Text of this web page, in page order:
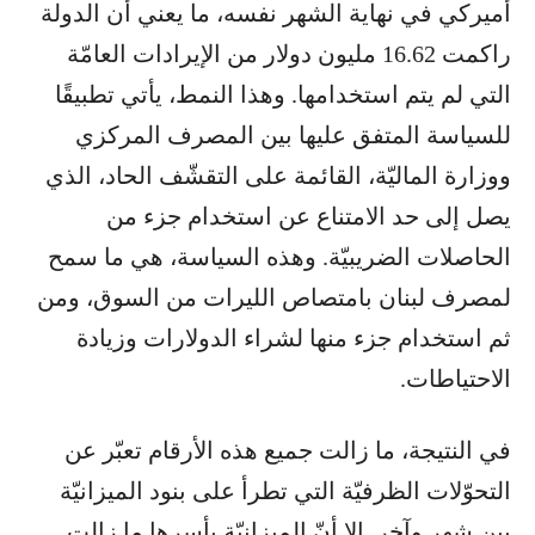
أميركي في نهاية الشهر نفسه، ما يعني أن الدولة
راكمت 16.62 مليون دولار من الإيرادات العامّة
التي لم يتم استخدامها. وهذا النمط، يأتي تطبيقًا
للسياسة المتفق عليها بين المصرف المركزي
ووزارة الماليّة، القائمة على التقشّف الحاد، الذي
يصل إلى حد الامتناع عن استخدام جزء من
الحاصلات الضريبيّة. وهذه السياسة، هي ما سمح
لمصرف لبنان بامتصاص الليرات من السوق، ومن
ثم استخدام جزء منها لشراء الدولارات وزيادة
الاحتياطات.
في النتيجة، ما زالت جميع هذه الأرقام تعبّر عن
التحوّلات الظرفيّة التي تطرأ على بنود الميزانيّة